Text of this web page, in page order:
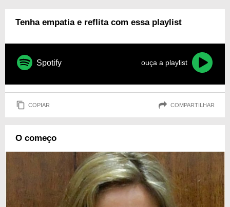
Tenha empatia e reflita com essa playlist
Spotify ouça a playlist
COPIAR COMPARTILHAR
O começo